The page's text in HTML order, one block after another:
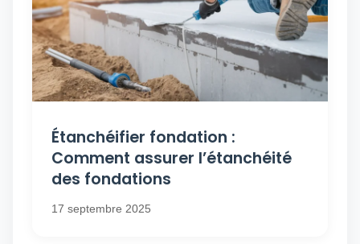
Étanchéifier fondation :
Comment assurer l’étanchéité
des fondations
17 septembre 2025